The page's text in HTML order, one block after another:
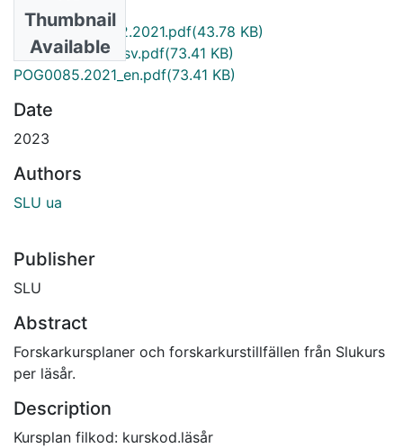
Thumbnail
Available
POG0085.P0032.2021.pdf(43.78 KB)
POG0085.2021_sv.pdf(73.41 KB)
POG0085.2021_en.pdf(73.41 KB)
Date
2023
Authors
SLU ua
Publisher
SLU
Abstract
Forskarkursplaner och forskarkurstillfällen från Slukurs
per läsår.
Description
Kursplan filkod: kurskod.läsår